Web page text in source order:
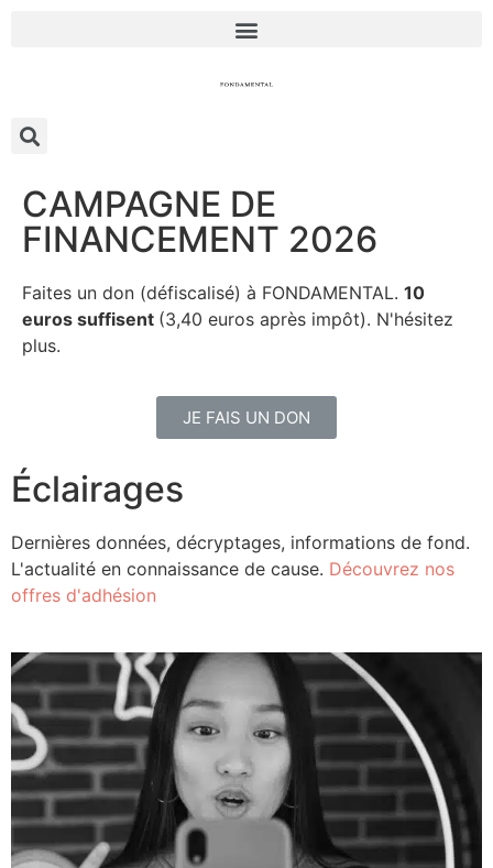
CAMPAGNE DE
FINANCEMENT 2026
Faites un don (défiscalisé) à FONDAMENTAL. 10
euros suffisent (3,40 euros après impôt). N'hésitez
plus.
JE FAIS UN DON
Éclairages
Dernières données, décryptages, informations de fond.
L'actualité en connaissance de cause. Découvrez nos
offres d'adhésion